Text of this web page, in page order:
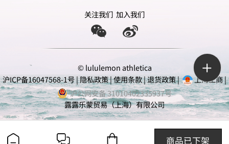
商品已下架
关注我们 加入我们
© lululemon athletica
沪ICP备16047568-1号|隐私政策|使用条款|退货政策| 上海工商|
沪公网安备 31010402335937号
露露乐蒙贸易（上海）有限公司